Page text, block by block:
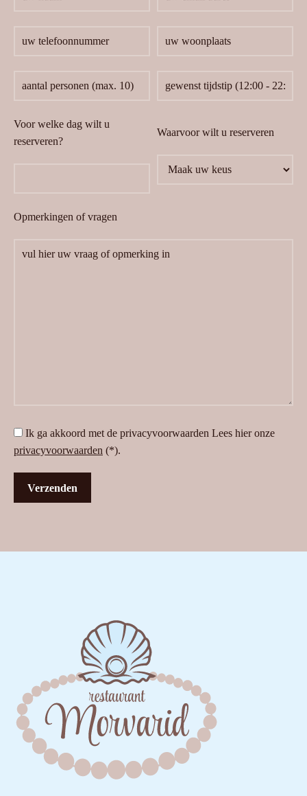
Voor welke dag wilt u
reserveren?
Waarvoor wilt u reserveren
Opmerkingen of vragen
Ik ga akkoord met de privacyvoorwaarden Lees hier onze
privacyvoorwaarden (*).